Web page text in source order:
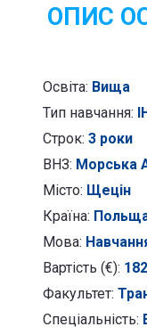
ОПИС
Освіта: Вища
Тип навчання:
Строк: 3 роки
ВНЗ: Морська
Місто: Щецін
Країна:
Мова:
Вартість (€):
Факультет:
Спеціальність: